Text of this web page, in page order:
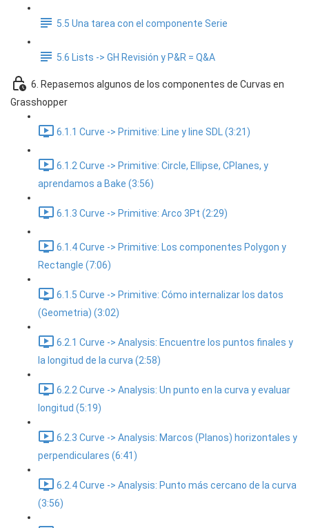
5.5 Una tarea con el componente Serie
5.6 Lists -> GH Revisión y P&R = Q&A
6. Repasemos algunos de los componentes de Curvas en
Grasshopper
6.1.1 Curve -> Primitive: Line y line SDL (3:21)
6.1.2 Curve -> Primitive: Circle, Ellipse, CPlanes, y
aprendamos a Bake (3:56)
6.1.3 Curve -> Primitive: Arco 3Pt (2:29)
6.1.4 Curve -> Primitive: Los componentes Polygon y
Rectangle (7:06)
6.1.5 Curve -> Primitive: Cómo internalizar los datos
(Geometria) (3:02)
6.2.1 Curve -> Analysis: Encuentre los puntos finales y
la longitud de la curva (2:58)
6.2.2 Curve -> Analysis: Un punto en la curva y evaluar
longitud (5:19)
6.2.3 Curve -> Analysis: Marcos (Planos) horizontales y
perpendiculares (6:41)
6.2.4 Curve -> Analysis: Punto más cercano de la curva
(3:56)